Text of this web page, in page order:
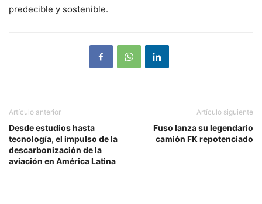
predecible y sostenible.
Artículo anterior
Desde estudios hasta
tecnología, el impulso de la
descarbonización de la
aviación en América Latina
Artículo siguiente
Fuso lanza su legendario
camión FK repotenciado